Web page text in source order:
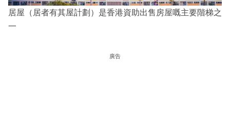
居屋（居者有其屋計劃）是香港資助出售房屋嘅主要階梯之
一
廣告